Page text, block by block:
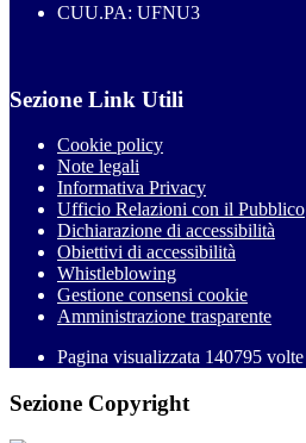
CUU.PA: UFNU3
Sezione Link Utili
Cookie policy
Note legali
Informativa Privacy
Ufficio Relazioni con il Pubblico
Dichiarazione di accessibilità
Obiettivi di accessibilità
Whistleblowing
Gestione consensi cookie
Amministrazione trasparente
Pagina visualizzata 140795 volte
Sezione Copyright